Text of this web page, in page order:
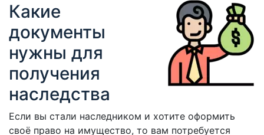
Какие
документы
нужны для
получения
наследства
Если вы стали наследником и хотите оформить
своё право на имущество, то вам потребуется